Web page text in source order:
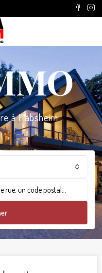
à Habsheim